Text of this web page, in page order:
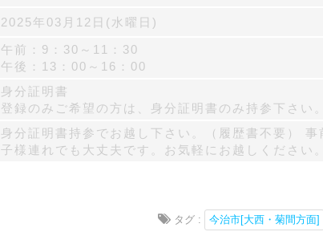
2025年03月12日(水曜日)
午前：9：30～11：30
午後：13：00～16：00
身分証明書
登録のみご希望の方は、身分証明書のみ持参下さい。
身分証明書持参でお越し下さい。（履歴書不要）
子様連れでも大丈夫です。お気軽にお越しください。
タグ : 今治市[大西・菊間方面]